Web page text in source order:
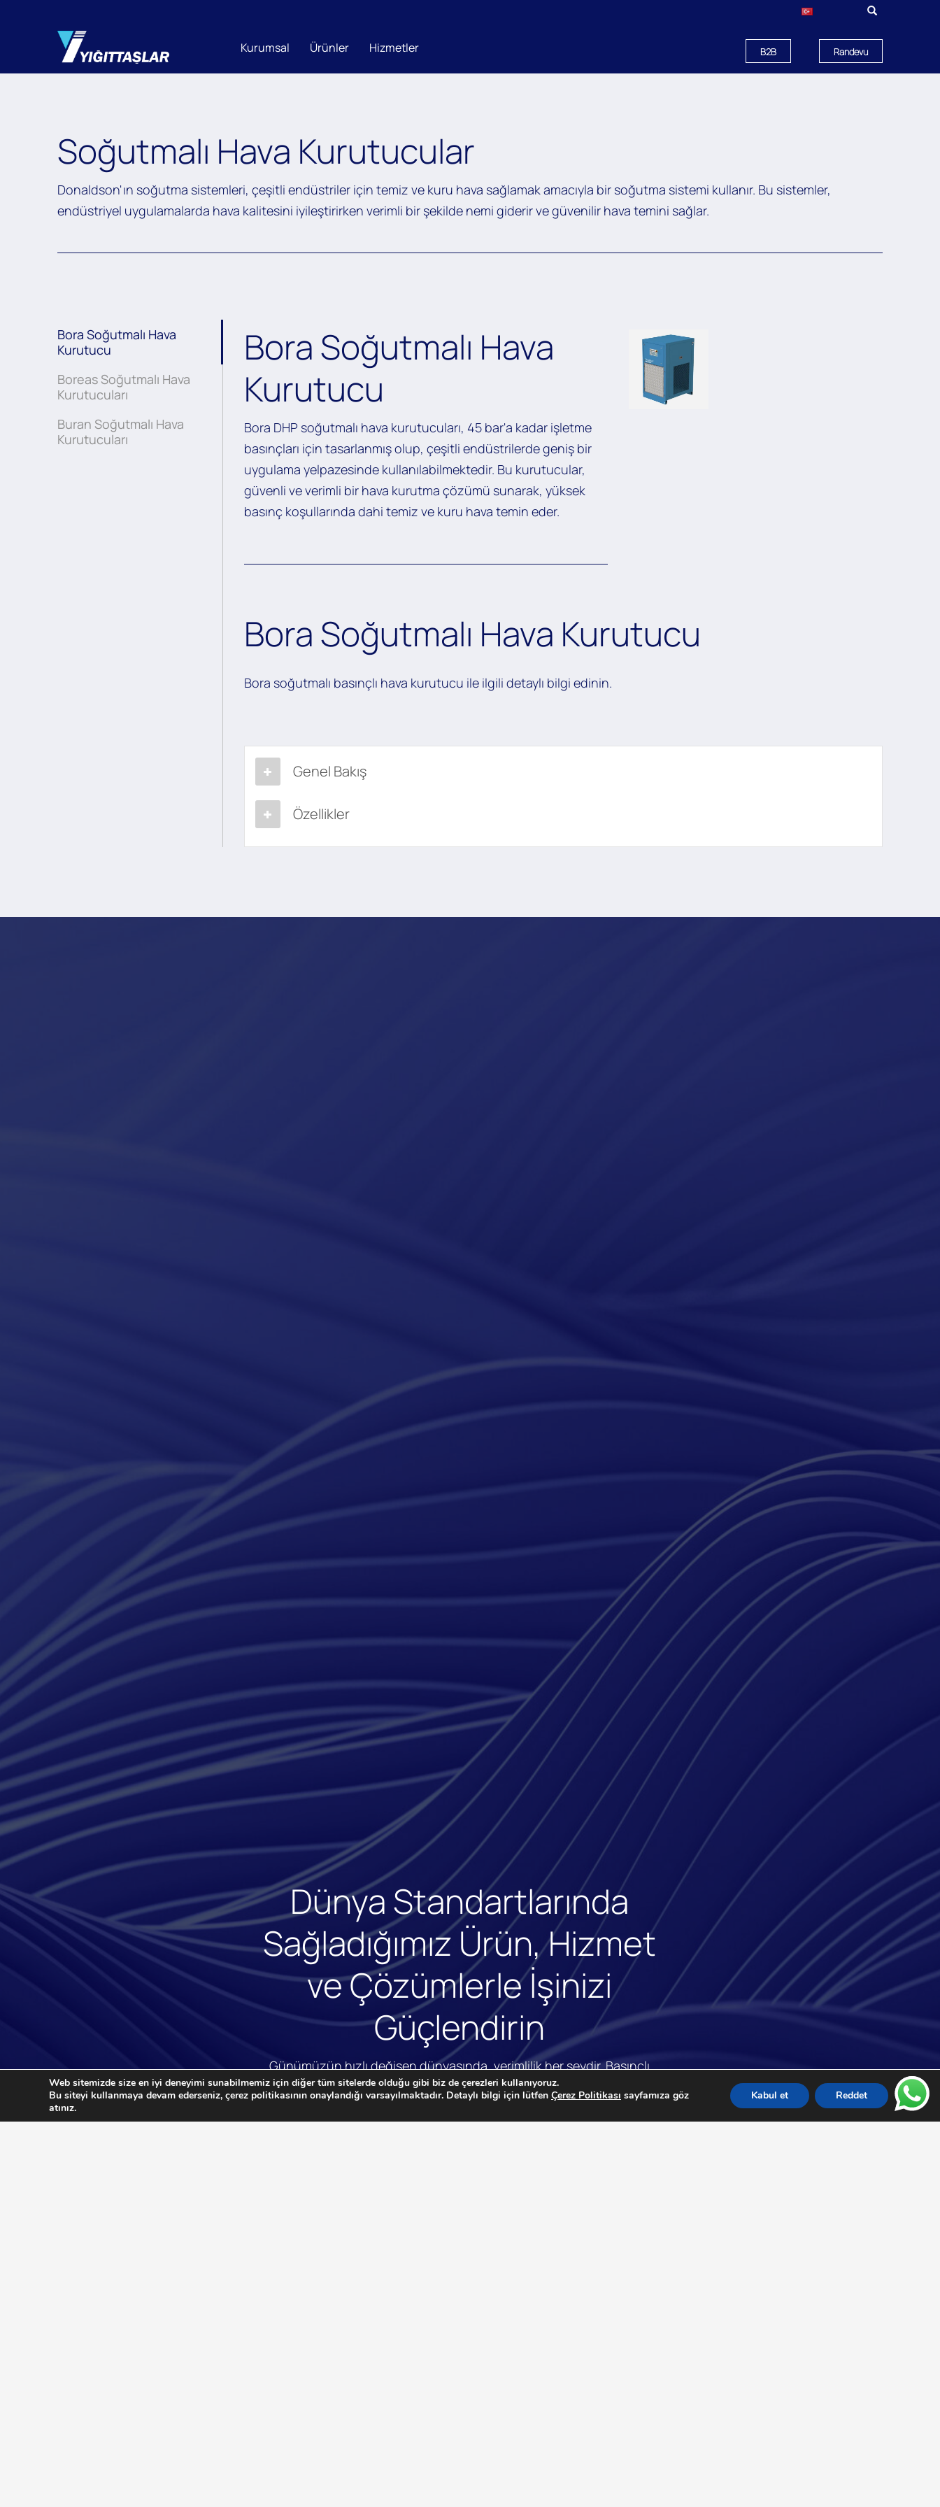
Kurumsal Ürünler Hizmetler B2B Randevu
Soğutmalı Hava Kurutucular
Donaldson'ın soğutma sistemleri, çeşitli endüstriler için temiz ve kuru hava sağlamak amacıyla bir soğutma sistemi kullanır. Bu sistemler,
endüstriyel uygulamalarda hava kalitesini iyileştirirken verimli bir şekilde nemi giderir ve güvenilir hava temini sağlar.
Bora Soğutmalı Hava
Kurutucu
Boreas Soğutmalı Hava
Kurutucuları
Buran Soğutmalı Hava
Kurutucuları
Bora Soğutmalı Hava
Kurutucu
Bora DHP soğutmalı hava kurutucuları, 45 bar'a kadar işletme
basınçları için tasarlanmış olup, çeşitli endüstrilerde geniş bir
uygulama yelpazesinde kullanılabilmektedir. Bu kurutucular,
güvenli ve verimli bir hava kurutma çözümü sunarak, yüksek
basınç koşullarında dahi temiz ve kuru hava temin eder.
Bora Soğutmalı Hava Kurutucu
Bora soğutmalı basınçlı hava kurutucu ile ilgili detaylı bilgi edinin.
Genel Bakış
Özellikler
Dünya Standartlarında
Sağladığımız Ürün, Hizmet
ve Çözümlerle İşinizi
Güçlendirin
Günümüzün hızlı değişen dünyasında, verimlilik her şeydir. Basınçlı
hava çözümlerimizle iş süreçlerinizi hızlandırarak rekabet avantajı elde
Web sitemizde size en iyi deneyimi sunabilmemiz için diğer tüm sitelerde olduğu gibi biz de çerezleri kullanıyoruz.
Bu siteyi kullanmaya devam ederseniz, çerez politikasının onaylandığı varsayılmaktadır. Detaylı bilgi için lütfen Çerez Politikası sayfamıza göz
atınız.
Kabul et Reddet